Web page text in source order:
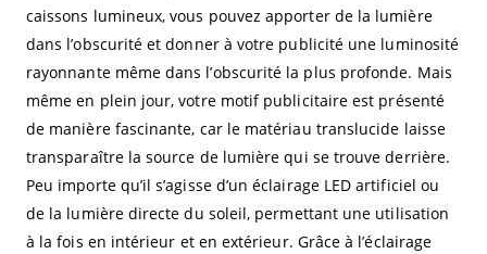
caissons lumineux, vous pouvez apporter de la lumière
dans l’obscurité et donner à votre publicité une luminosité
rayonnante même dans l’obscurité la plus profonde. Mais
même en plein jour, votre motif publicitaire est présenté
de manière fascinante, car le matériau translucide laisse
transparaître la source de lumière qui se trouve derrière.
Peu importe qu’il s’agisse d’un éclairage LED artificiel ou
de la lumière directe du soleil, permettant une utilisation
à la fois en intérieur et en extérieur. Grâce à l’éclairage